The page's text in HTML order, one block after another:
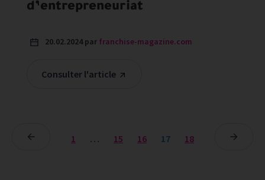
d’entrepreneuriat
Consulter l'article
20.02.2024 par franchise-magazine.com
1 … 15 16 17 18